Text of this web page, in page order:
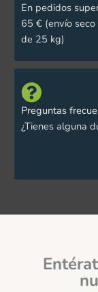
En pedidos
65 € (envío seco
de 25 kg)
Preguntas
¿Tienes alguna